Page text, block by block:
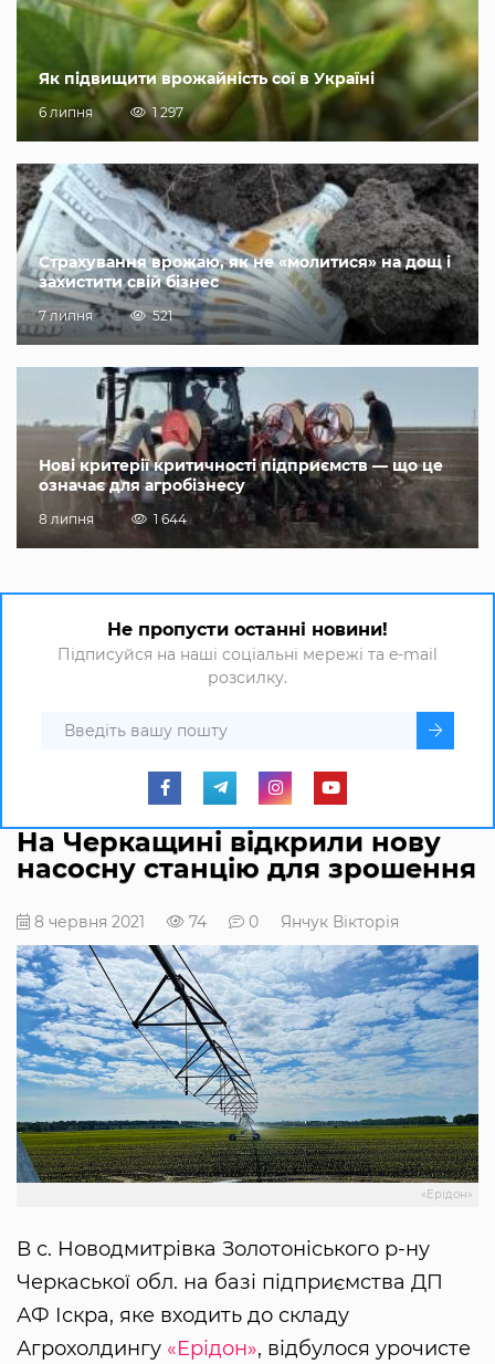
Як підвищити врожайність сої в Україні
6 липня 1 297
Страхування врожаю, як не «молитися» на дощ і
захистити свій бізнес
7 липня 521
Нові критерії критичності підприємств — що це
означає для агробізнесу
8 липня 1 644
Не пропусти останні новини!
Підписуйся на наші соціальні мережі та e-mail
розсилку.
На Черкащині відкрили нову
насосну станцію для зрошення
8 червня 2021 74 0 Янчук Вікторія
«Ерідон»
В с. Новодмитрівка Золотоніського р-ну
Черкаської обл. на базі підприємства ДП
АФ Іскра, яке входить до складу
Агрохолдингу «Ерідон», відбулося урочисте